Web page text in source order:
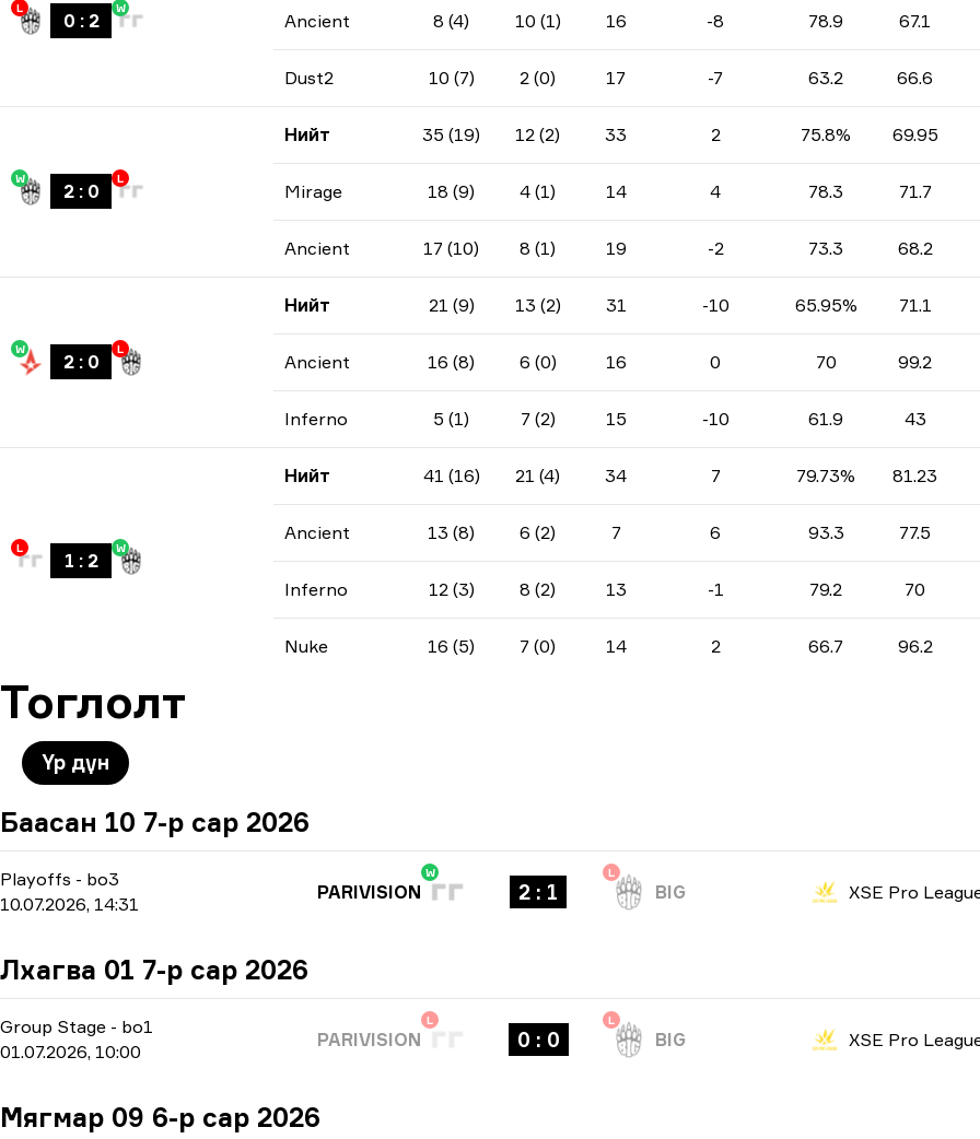
L
0 : 2
W
Ancient 8 (4) 10 (1) 16 -8 78.9 67.1
Dust2 10 (7) 2 (0) 17 -7 63.2 66.6
W
2: 0
L
Нийт 35 (19) 12 (2) 33 2 75.8% 69.95
Mirage 18 (9) 4 (1) 14 4 78.3 71.7
Ancient 17 (10) 8 (1) 19 -2 73.3 68.2
W
2: 0
L
Нийт 21 (9) 13 (2) 31 -10 65.95% 71.1
Ancient 16 (8) 6 (0) 16 0 70 99.2
Inferno 5 (1) 7 (2) 15 -10 61.9 43
L
1 : 2
W
Нийт 41 (16) 21 (4) 34 7 79.73% 81.23
Ancient 13 (8) 6 (2) 7 6 93.3 77.5
Inferno 12 (3) 8 (2) 13 -1 79.2 70
Nuke 16 (5) 7 (0) 14 2 66.7 96.2
Тоглолт
Үр дүн
Баасан 10 7-р сар 2026
Playoffs - bo3
10.07.2026, 14:31
W
PARIVISION 2 : 1
L
BIG XSE Pro
Лхагва 01 7-р сар 2026
Group Stage - bo1
01.07.2026, 10:00
L
PARIVISION 0 : 0
L
BIG XSE Pro
Мягмар 09 6-р сар 2026